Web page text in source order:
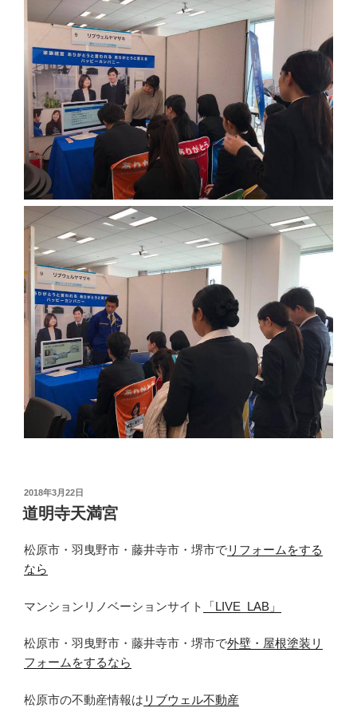
投
稿
日:
2018年3月22日
道明寺天満宮
松原市・羽曳野市・藤井寺市・堺市でリフォームをする
なら
マンションリノベーションサイト 「LIVE_LAB」
松原市・羽曳野市・藤井寺市・堺市で外壁・屋根塗装リ
フォームをするなら
松原市の不動産情報は リブウェル不動産